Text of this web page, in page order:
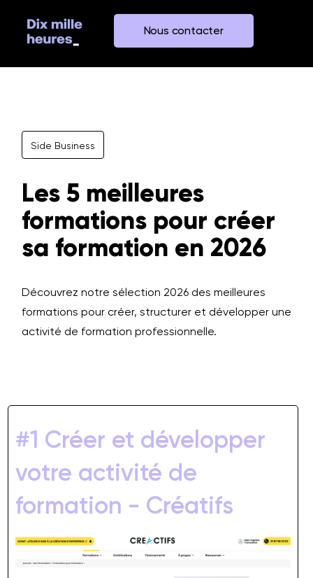
Nous contacter
Side Business
Les 5 meilleures
formations pour créer
sa formation en 2026
Découvrez notre sélection 2026 des meilleures
formations pour créer, structurer et développer une
activité de formation professionnelle.
#1 Créer et développer
votre activité de
formation - Créatifs